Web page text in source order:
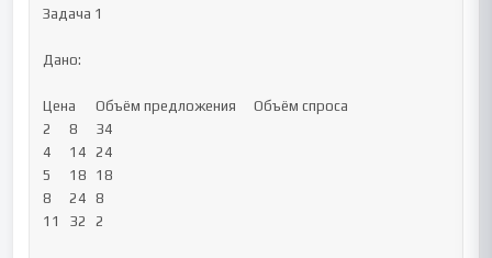
Задача 1
Дано:
Цена	Объём предложения	Объём спроса
2	8	34
4	14	24
5	18	18
8	24	8
11	32	2